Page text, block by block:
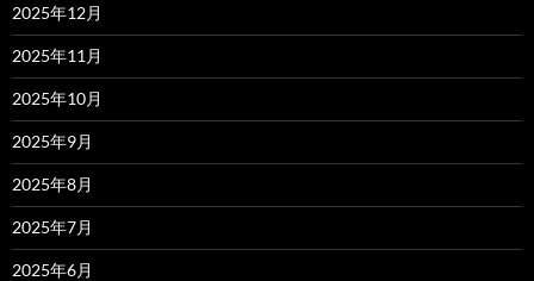
2025年12月
2025年11月
2025年10月
2025年9月
2025年8月
2025年7月
2025年6月